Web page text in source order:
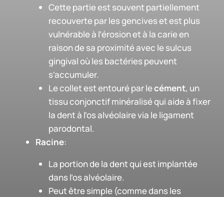
Cette partie est souvent partiellement
recouverte par les gencives et est plus
vulnérable à l’érosion et à la carie en
raison de sa proximité avec le sulcus
gingival où les bactéries peuvent
s’accumuler.
Le collet est entouré par lecément, un
tissu conjonctif minéralisé qui aide à fixer
la dent à l’os alvéolaire via le ligament
parodontal.
Racine:
La portion de la dent qui est implantée
dans l’os alvéolaire.
Peut être simple (comme dans les